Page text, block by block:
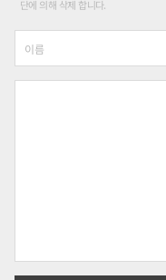
단에 의해 삭제 합니다.